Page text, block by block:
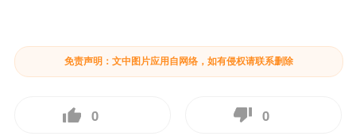
免责声明：文中图片应用自网络，如有侵权请联系删除
0 0